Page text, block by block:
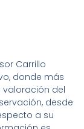
Carrillo
donde más
valoración del
desde
a su